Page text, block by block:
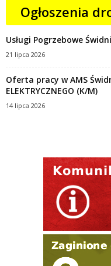
Ogłoszenia
Usługi Pogrzebowe
21 lipca 2026
Oferta pracy w AMS
ELEKTRYCZNEGO (K/M)
14 lipca 2026